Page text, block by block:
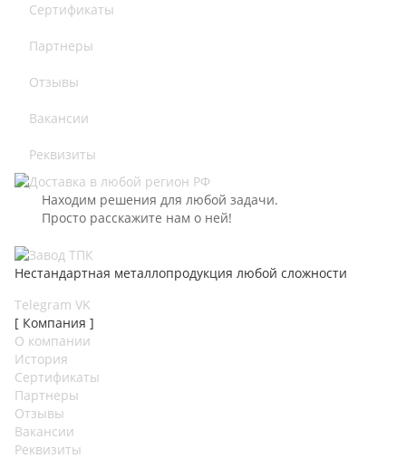
Сертификаты
Партнеры
Отзывы
Вакансии
Реквизиты
Находим решения для любой задачи.
Просто расскажите нам о ней!
Нестандартная металлопродукция любой сложности
Telegram VK
[ Компания ]
О компании
История
Сертификаты
Партнеры
Отзывы
Вакансии
Реквизиты